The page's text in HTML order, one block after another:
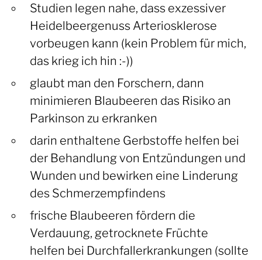
Studien legen nahe, dass exzessiver
Heidelbeergenuss Arteriosklerose
vorbeugen kann (kein Problem für mich,
das krieg ich hin :-))
glaubt man den Forschern, dann
minimieren Blaubeeren das Risiko an
Parkinson zu erkranken
darin enthaltene Gerbstoffe helfen bei
der Behandlung von Entzündungen und
Wunden und bewirken eine Linderung
des Schmerzempfindens
frische Blaubeeren fördern die
Verdauung, getrocknete Früchte
helfen bei Durchfallerkrankungen (sollte